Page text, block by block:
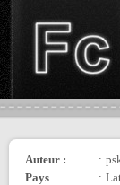
Auteur : :
Pays
: